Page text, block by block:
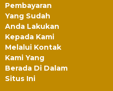
Pembayaran
Yang Sudah
Anda Lakukan
Kepada Kami
Melalui Kontak
Kami Yang
Berada Di Dalam
Situs Ini